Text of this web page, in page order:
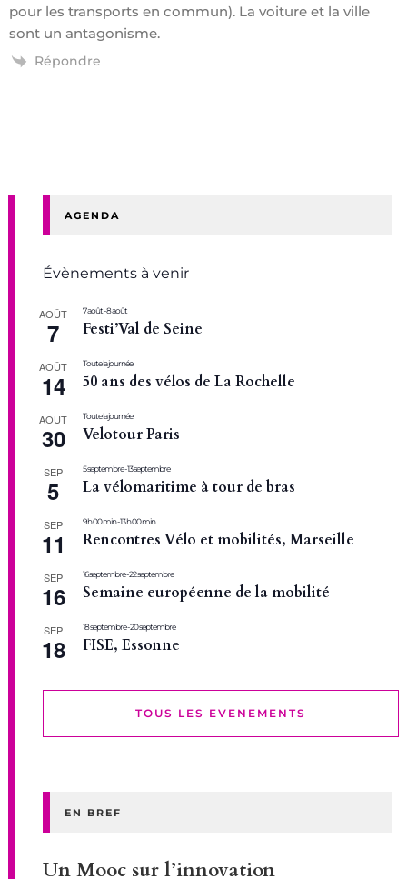
pour les transports en commun). La voiture et la ville
sont un antagonisme.
Répondre
AGENDA
Évènements à venir
AOÛT
7
7 août-8 août
Festi’Val de Seine
AOÛT
14
Toute la journée
50 ans des vélos de La Rochelle
AOÛT
30
Toute la journée
Velotour Paris
SEP
5
5 septembre-13 septembre
La vélomaritime à tour de bras
SEP
11
9 h 00 min-13 h 00 min
Rencontres Vélo et mobilités, Marseille
SEP
16
16 septembre-22 septembre
Semaine européenne de la mobilité
SEP
18
18 septembre-20 septembre
FISE, Essonne
TOUS LES EVENEMENTS
EN BREF
Un Mooc sur l’innovation